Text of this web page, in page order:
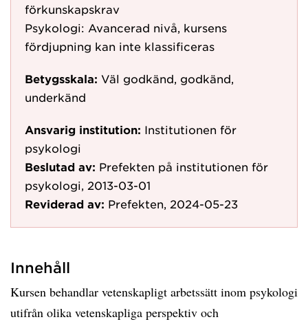
förkunskapskrav
Psykologi: Avancerad nivå, kursens
fördjupning kan inte klassificeras
Betygsskala: Väl godkänd, godkänd,
underkänd
Ansvarig institution: Institutionen för
psykologi
Beslutad av: Prefekten på institutionen för
psykologi, 2013-03-01
Reviderad av: Prefekten, 2024-05-23
Innehåll
Kursen behandlar vetenskapligt arbetssätt inom psykologi
utifrån olika vetenskapliga perspektiv och